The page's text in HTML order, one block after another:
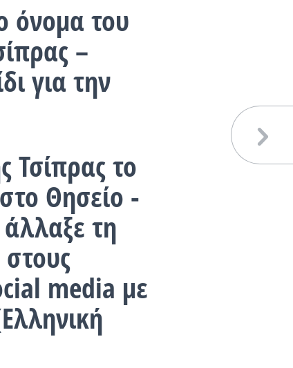
όνομα του
–
για την
Τσίπρας το
Θησείο -
τη
media με